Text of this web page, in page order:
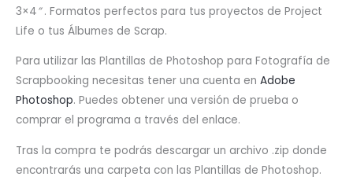
3×4”. Formatos perfectos para tus proyectos de Project
Life o tus Álbumes de Scrap.
Para utilizar las Plantillas de Photoshop para Fotografía de
Scrapbooking necesitas tener una cuenta en Adobe
Photoshop. Puedes obtener una versión de prueba o
comprar el programa a través del enlace.
Tras la compra te podrás descargar un archivo .zip donde
encontrarás una carpeta con las Plantillas de Photoshop.